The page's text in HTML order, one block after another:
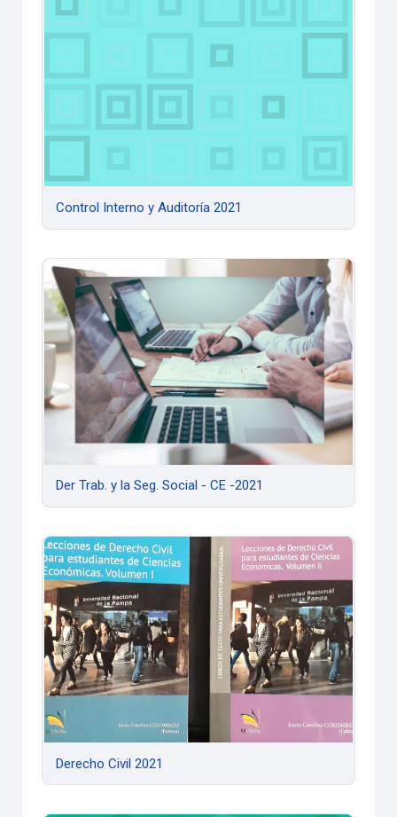
Control Interno y Auditoría 2021
Der Trab. y la Seg. Social - CE -2021
Der Trab. y la Seg. Social - CE -2021
Derecho Civil 2021
Derecho Civil 2021